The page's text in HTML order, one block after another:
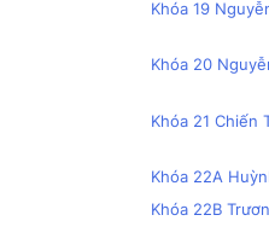
CSVSQ Trần Văn Long K19
Tướng Nguyễn Vĩnh Nghi K5
Khóa 19
Khóa 20
Khóa 21 Chiến
Khóa 22A
Khóa 22B